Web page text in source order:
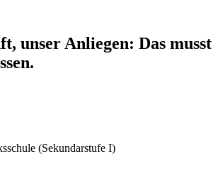
unser Anliegen: Das musst
(Sekundarstufe I)